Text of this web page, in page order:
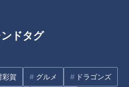
ンドタグ
彩賀 グルメ ドラゴンズ
じん切りにし、ふきんに包
ーブ油、マスタード、塩と混